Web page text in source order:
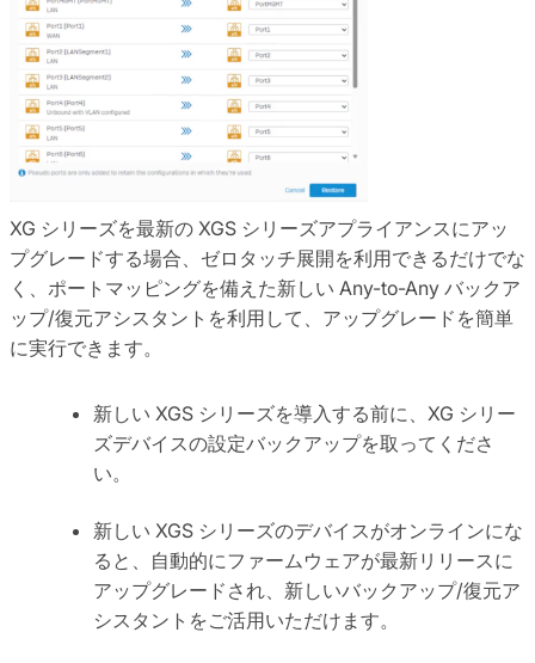
XG シリーズを最新の XGS シリーズアプライアンスにアッ
プグレードする場合、ゼロタッチ展開を利用できるだけでな
く、ポートマッピングを備えた新しい Any-to-Any バックア
ップ/復元アシスタントを利用して、アップグレードを簡単
に実行できます。
新しい XGS シリーズを導入する前に、XG シリー
ズデバイスの設定バックアップを取ってくださ
い。
新しい XGS シリーズのデバイスがオンラインにな
ると、自動的にファームウェアが最新リリースに
アップグレードされ、新しいバックアップ/復元ア
シスタントをご活用いただけます。